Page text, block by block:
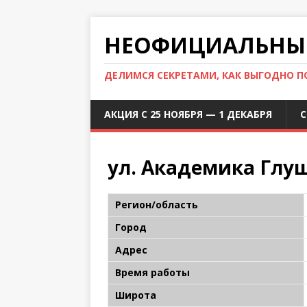
ДЕЛИМСЯ СЕКРЕТАМИ, КАК ВЫГОДНО
АКЦИЯ С 25 НОЯБРЯ — 1 ДЕКАБРЯ
ул. Академика
Регион/область
Город
Адрес
Время работы
Широта